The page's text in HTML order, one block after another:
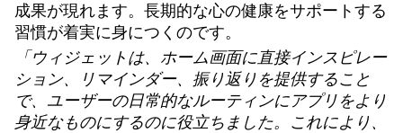
成果が現れます。長期的な心の健康をサポートする
習慣が着実に身につくのです。
「ウィジェットは、ホーム画面に直接インスピレー
ション、リマインダー、振り返りを提供すること
で、ユーザーの日常的なルーティンにアプリをより
身近なものにするのに役立ちました。これにより、